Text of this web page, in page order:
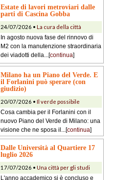
Estate di lavori metroviari dalle
parti di Cascina Gobba
24/07/2026 • La cura della città
In agosto nuova fase del rinnovo di
M2 con la manutenzione straordinaria
dei viadotti della...[continua]
Milano ha un Piano del Verde. E
il Forlanini può sperare (con
giudizio)
20/07/2026 • Il verde possibile
Cosa cambia per il Forlanini con il
nuovo Piano del Verde di Milano: una
visione che ne sposa il...[continua]
Dalle Università al Quartiere 17
luglio 2026
17/07/2026 • Una città per gli studi
L'anno accademico si è concluso e